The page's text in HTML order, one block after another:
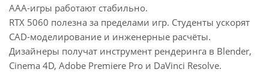
AAA-игры работают стабильно.
RTX 5060 полезна за пределами игр. Студенты ускорят
CAD-моделирование и инженерные расчёты.
Дизайнеры получат инструмент рендеринга в Blender,
Cinema 4D, Adobe Premiere Pro и DaVinci Resolve.